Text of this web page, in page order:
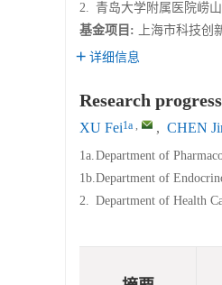
2. 青岛大学附属医院崂
基金项目:
上海市科技创
详细信息
Research
XU Fei1a , , CHEN
1a.Department of
1b.Department of
2. Department of Health